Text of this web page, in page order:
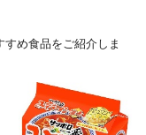
め食品をご紹介しま